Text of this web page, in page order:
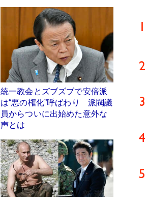
統一教会とズブズブで安倍派
は“悪の権化”呼ばわり 派閥議
員からついに出始めた意外な
声とは